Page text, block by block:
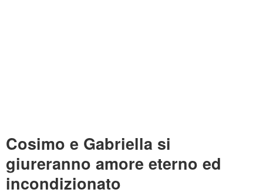
Cosimo e Gabriella si
giureranno amore eterno ed
incondizionato